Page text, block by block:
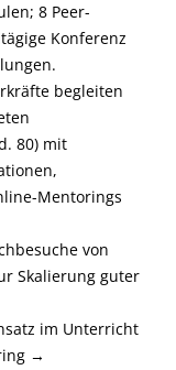
8 Peer-
Konferenz
begleiten
80) mit
Mentorings
von
Skalierung guter
im Unterricht
→